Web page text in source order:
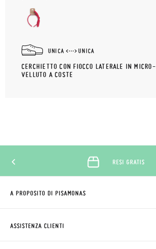
UNICA UNICA
CERCHIETTO CON FIOCCO LATERALE IN MICRO-
VELLUTO A COSTE
RESI GRATIS
A PROPOSITO DI PISAMONAS
ASSISTENZA CLIENTI